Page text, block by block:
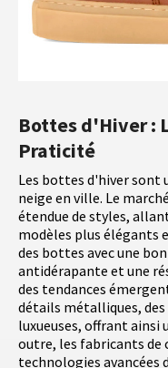
Bottes d'Hiver :
Praticité
Les bottes d'hiver sont
neige en ville. Le
étendue de styles,
modèles plus élégants
des bottes avec une
antidérapante et une
des tendances
détails métalliques,
luxueuses, offrant ainsi
outre, les fabricants de
technologies avancées